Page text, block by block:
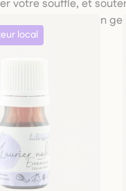
votre souffle, et
quotidien, pour un